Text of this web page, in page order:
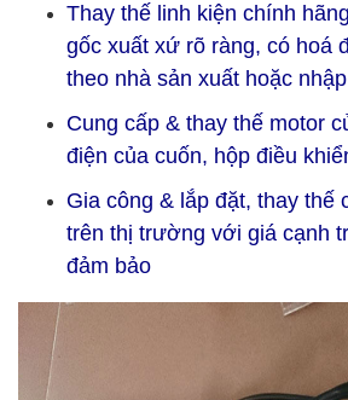
Thay thế linh kiện chính
gốc xuất xứ rõ ràng, có hoá
theo nhà sản xuất hoặc
Cung cấp & thay thế motor
điện của cuốn, hộp điều
Gia công & lắp đặt, thay thế
trên thị trường với giá cạnh
đảm bảo